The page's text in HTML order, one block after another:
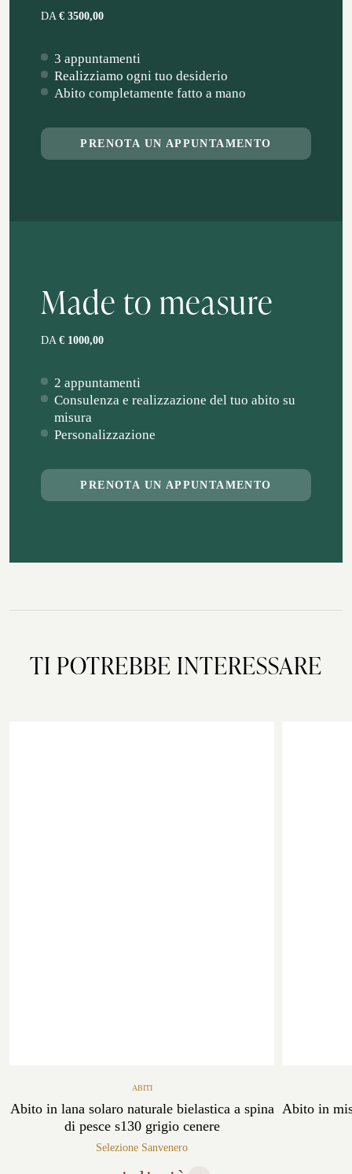
DA € 3500,00
3 appuntamenti
Realizziamo ogni tuo desiderio
Abito completamente fatto a mano
PRENOTA UN APPUNTAMENTO
Made to measure
DA € 1000,00
2 appuntamenti
Consulenza e realizzazione del tuo abito su
misura
Personalizzazione
PRENOTA UN APPUNTAMENTO
TI POTREBBE INTERESSARE
ABITI
Abito in lana solaro naturale bielastica a spina
di pesce s130 grigio cenere
Selezione Sanvenero
Abito in